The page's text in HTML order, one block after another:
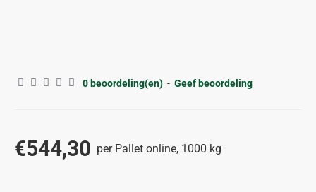
GRATIS VERZENDING 0 beoordeling(en) - Geef beoordeling
€544,30 per Pallet online, 1000 kg